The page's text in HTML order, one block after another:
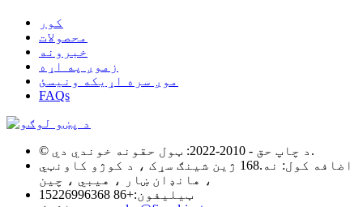
کور
محصولات
خبرونه
زموږ په اړه
موږ سره اړیکه ونیسئ
FAQs
© د چاپ حق - 2010-2022: ټول حقونه خوندي دي.
اضافه کول: نه.168 ژین شینګ سړک ، د کوژو کاونټي
، هانډان ښار ، هیبي ، چین
ټیلیفون:+86 15226996368